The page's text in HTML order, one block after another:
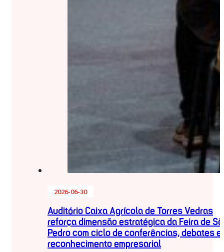
2026-06-30
Auditório Caixa Agrícola de Torres Vedras
reforça dimensão estratégica da Feira de
Pedro com ciclo de conferências, debates e
reconhecimento empresarial